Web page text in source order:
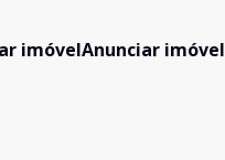
imóvelAnunciar imóvel